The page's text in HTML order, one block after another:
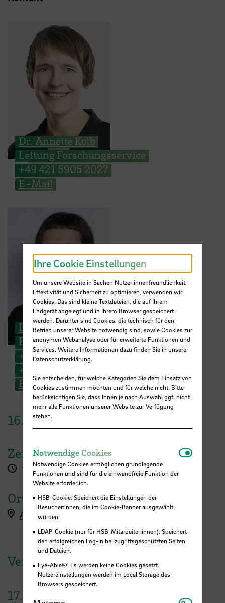
Dr. Annette Kolb
Leitung Forschungsservice
+49 421 5905 2027
E-Mail
Dr. Judith Ebeling
Forschungsreferentin
+49 421 5905 2173
+49 176 1514 0347
E-Mail
16. Januar
Zeit
12:30 - 13:30 Uhr
Ort
Anmeldung
Veranstaltungen der HSB
17.
Ihre Cookie Einstellungen
Um unsere Website in Sachen Nutzer:innenfreundlichkeit,
Effektivität und Sicherheit zu optimieren, verwenden wir
Cookies. Das sind kleine Textdateien, die auf Ihrem
Endgerät abgelegt und in Ihrem Browser gespeichert
werden. Darunter sind Cookies, die technisch für den
Betrieb unserer Website notwendig sind, sowie Cookies zur
anonymen Webanalyse oder für erweiterte Funktionen und
Services. Weitere Informationen dazu finden Sie in unserer
Datenschutzerklärung.
Sie entscheiden, für welche Kategorien Sie dem Einsatz von
Cookies zustimmen möchten und für welche nicht. Bitte
berücksichtigen Sie, dass Ihnen je nach Auswahl ggf. nicht
mehr alle Funktionen unserer Website zur Verfügung
stehen.
Notwendige Cookies
Notwendige Cookies ermöglichen grundlegende
Funktionen und sind für die einwandfreie Funktion der
Website erforderlich.
HSB-Cookie: Speichert die Einstellungen der
Besucher:innen, die im Cookie-Banner ausgewählt
wurden.
LDAP-Cookie (nur für HSB-Mitarbeiter:innen): Speichert
den erfolgreichen Log-In bei zugriffsgeschützten Seiten
und Dateien.
Eye-Able®: Es werden keine Cookies gesetzt.
Nutzereinstellungen werden im Local Storage des
Browsers gespeichert.